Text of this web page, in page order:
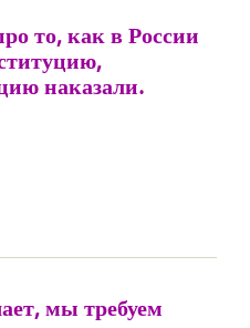
то, как в России
наказали.
мы требуем